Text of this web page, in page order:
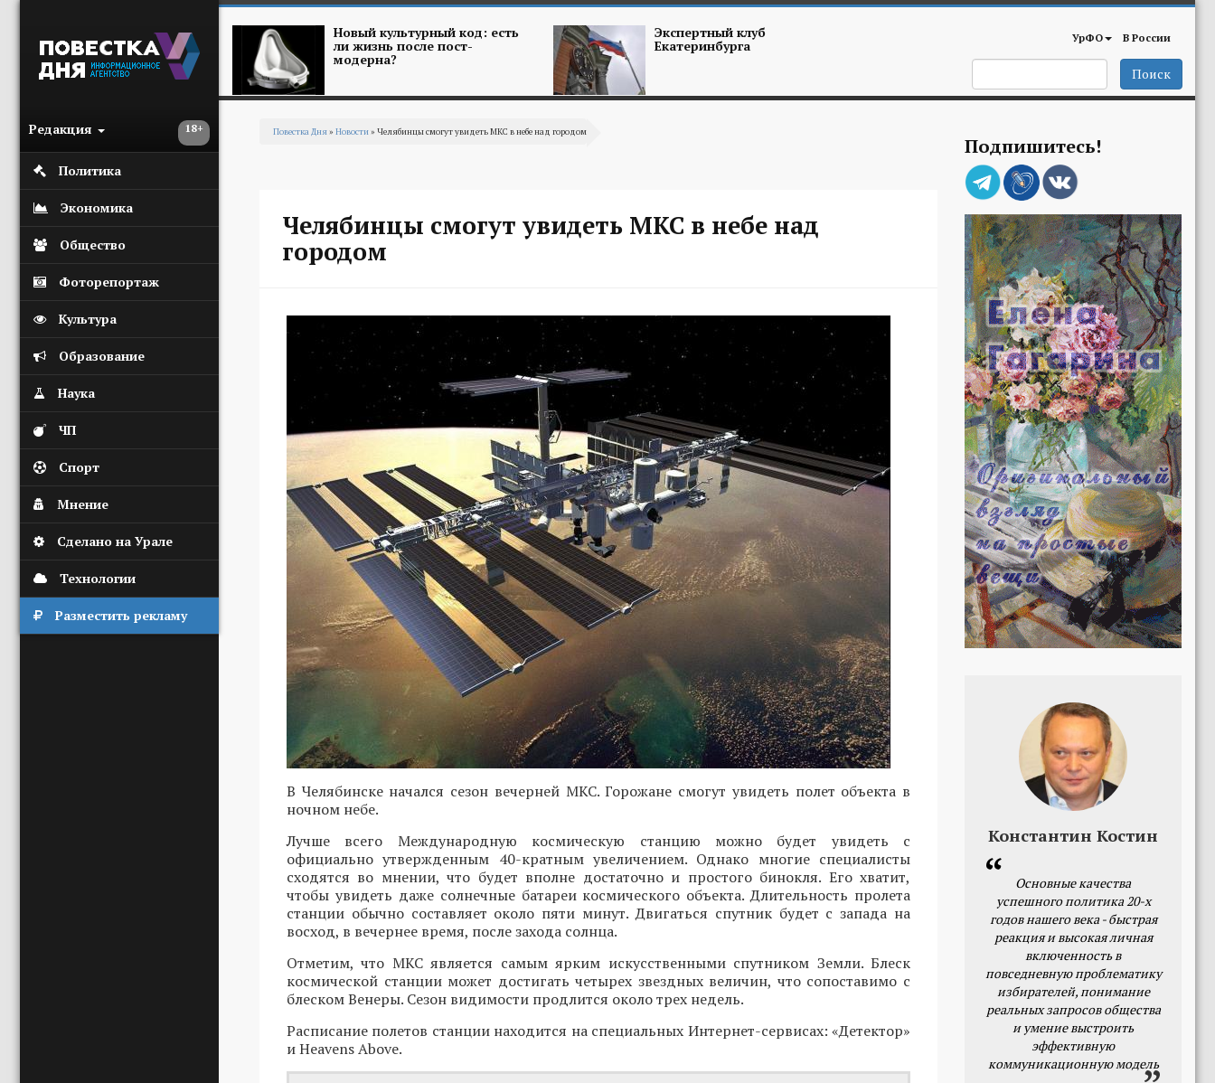
18+
Редакция
Политика
Экономика
Общество
Фоторепортаж
Культура
Образование
Наука
ЧП
Спорт
Мнение
Сделано на Урале
Технологии
Разместить рекламу
Новый культурный код: есть
ли жизнь после пост-
модерна?
Экспертный клуб
Екатеринбурга УрФО В России
Поиск
Повестка Дня» Новости» Челябинцы смогут увидеть МКС в небе над городом
Челябинцы смогут увидеть МКС в небе над
городом
В Челябинске начался сезон вечерней МКС. Горожане смогут увидеть полет объекта в
ночном небе.
Лучше всего Международную космическую станцию можно будет увидеть с
официально утвержденным 40-кратным увеличением. Однако многие специалисты
сходятся во мнении, что будет вполне достаточно и простого бинокля. Его хватит,
чтобы увидеть даже солнечные батареи космического объекта. Длительность пролета
станции обычно составляет около пяти минут. Двигаться спутник будет с запада на
восход, в вечернее время, после захода солнца.
Отметим, что МКС является самым ярким искусственными спутником Земли. Блеск
космической станции может достигать четырех звездных величин, что сопоставимо с
блеском Венеры. Сезон видимости продлится около трех недель.
Расписание полетов станции находится на специальных Интернет-сервисах: «Детектор»
и Heavens Above.
Подпишитесь!
Константин Костин
Основные качества
успешного политика 20-х
годов нашего века - быстрая
реакция и высокая личная
включенность в
повседневную проблематику
избирателей, понимание
реальных запросов общества
и умение выстроить
эффективную
коммуникационную модель